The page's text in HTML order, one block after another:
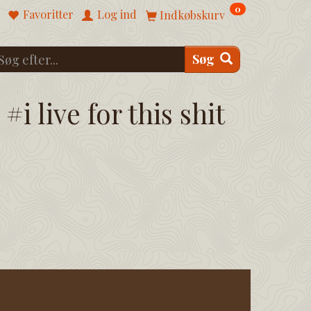
Indkøbskurv 0
Favoritter Log ind
Søg
#i live for this shit